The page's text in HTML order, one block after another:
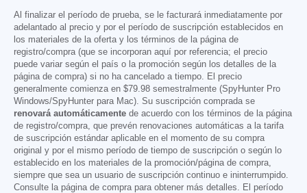
Al finalizar el período de prueba, se le facturará inmediatamente por
adelantado al precio y por el período de suscripción establecidos en
los materiales de la oferta y los términos de la página de
registro/compra (que se incorporan aquí por referencia; el precio
puede variar según el país o la promoción según los detalles de la
página de compra) si no ha cancelado a tiempo. El precio
generalmente comienza en $79.98 semestralmente (SpyHunter Pro
Windows/SpyHunter para Mac). Su suscripción comprada se
renovará automáticamente de acuerdo con los términos de la página
de registro/compra, que prevén renovaciones automáticas a la tarifa
de suscripción estándar aplicable en el momento de su compra
original y por el mismo período de tiempo de suscripción o según lo
establecido en los materiales de la promoción/página de compra,
siempre que sea un usuario de suscripción continuo e ininterrumpido.
Consulte la página de compra para obtener más detalles. El período